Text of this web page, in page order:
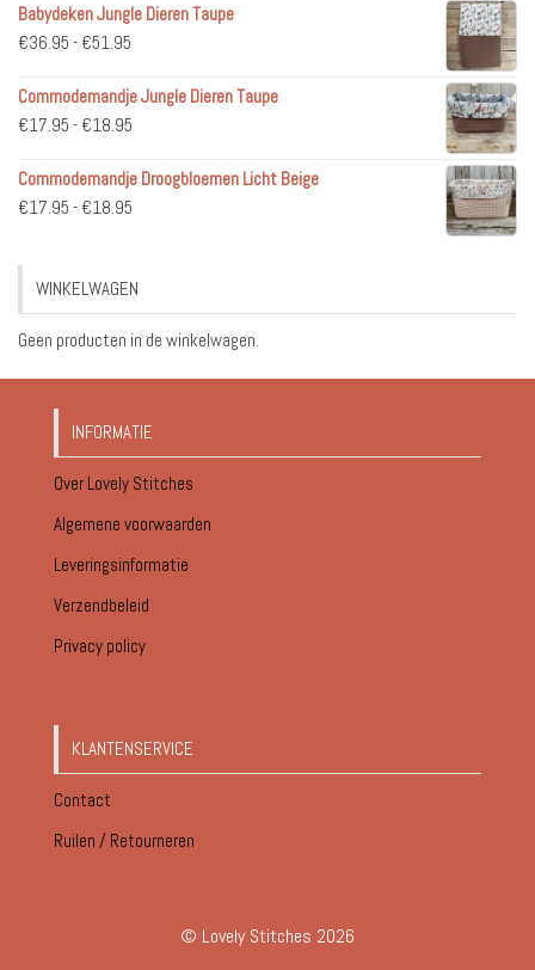
Babydeken Jungle Dieren Taupe
€36.95 - €51.95
tot
€51.95
Commodemandje Jungle Dieren Taupe
€17.95 - €18.95
tot
Commodemandje Droogbloemen Licht Beige
€17.95 - €18.95
€18.95
WINKELWAGEN
Geen producten in de winkelwagen.
INFORMATIE
Over Lovely Stitches
Algemene voorwaarden
Leveringsinformatie
Verzendbeleid
Privacy policy
KLANTENSERVICE
Contact
Ruilen / Retourneren
© Lovely Stitches 2026